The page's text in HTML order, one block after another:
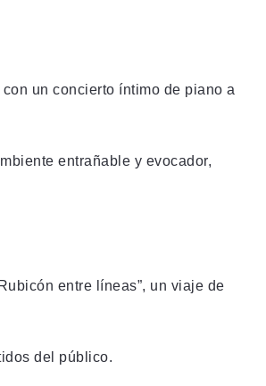
un concierto íntimo de piano a
entrañable y evocador,
entre líneas”, un viaje de
del público.